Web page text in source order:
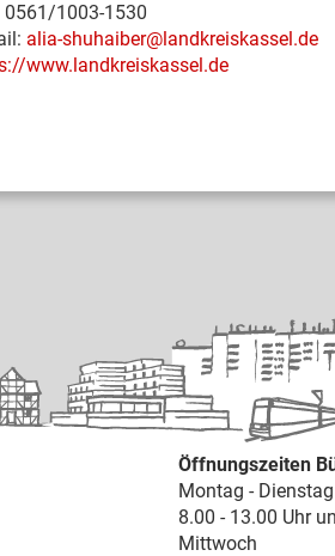
0561/1003-1530
alia-shuhaiber@landkreiskassel.de
www.landkreiskassel.de
Öffnungszeiten
Montag - Dienstag
8.00 - 13.00 Uhr
Mittwoch